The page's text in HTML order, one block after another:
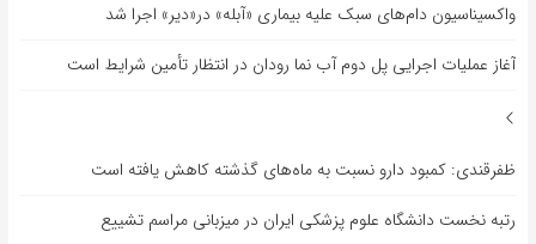
واکسیناسیون دام‌های سبک علیه بیماری «آبله» در«دیر» اجرا شد
آغاز عملیات اجرایی پل دوم آب نما رودان در انتظار تأمین شرایط است
ظفرقندی: کمبود دارو نسبت به ماه‌های گذشته کاهش یافته است
رتبه نخست دانشگاه علوم پزشکی ایران در میزبانی مراسم تشییع